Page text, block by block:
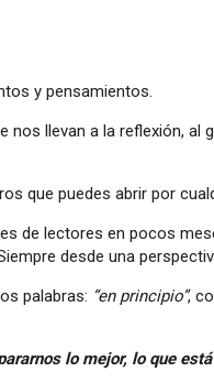
y pensamientos.
llevan a la reflexión, al
que puedes abrir por
de lectores en pocos
desde una
palabras: “en principio”,
lo mejor, lo que está